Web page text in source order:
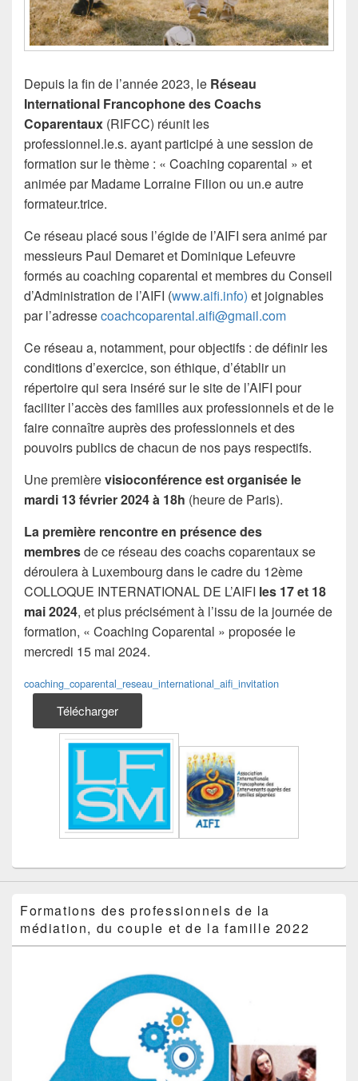
Depuis la fin de l’année 2023, le Réseau
International Francophone des Coachs
Coparentaux (RIFCC) réunit les
professionnel.le.s. ayant participé à une session de
formation sur le thème : « Coaching coparental » et
animée par Madame Lorraine Filion ou un.e autre
formateur.trice.
Ce réseau placé sous l’égide de l’AIFI sera animé par
messieurs Paul Demaret et Dominique Lefeuvre
formés au coaching coparental et membres du Conseil
d’Administration de l’AIFI (www.aifi.info) et joignables
par l’adressecoachcoparental.aifi@gmail.com
Ce réseau a, notamment, pour objectifs : de définir les
conditions d’exercice, son éthique, d’établir un
répertoire qui sera inséré sur le site de l’AIFI pour
faciliter l’accès des familles aux professionnels et de le
faire connaître auprès des professionnels et des
pouvoirs publics de chacun de nos pays respectifs.
Une premièrevisioconférence est organisée le
mardi 13 février 2024 à 18h (heure de Paris).
La première rencontre en présence des
membresde ce réseau des coachs coparentaux se
déroulera à Luxembourg dans le cadre du 12ème
COLLOQUE INTERNATIONAL DE L’AIFI les 17 et 18
mai 2024, et plus précisément à l’issu de la journée de
formation, « Coaching Coparental » proposée le
mercredi 15 mai 2024.
coaching_coparental_reseau_international_aifi_invitation
Télécharger
Formations des professionnels de la
médiation, du couple et de la famille 2022